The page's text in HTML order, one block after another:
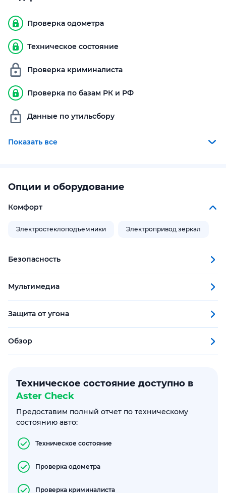
Проверка одометра
Техническое состояние
Проверка криминалиста
Проверка по базам РК и РФ
Данные по утильсбору
Показать все
Опции и оборудование
Комфорт
Электростеклоподъемники Электропривод зеркал
Безопасность
Мультимедиа
Защита от угона
Обзор
Техническое состояние доступно в
Aster Check
Предоставим полный отчет по техническому
состоянию авто:
Техническое состояние
Проверка одометра
Проверка криминалиста